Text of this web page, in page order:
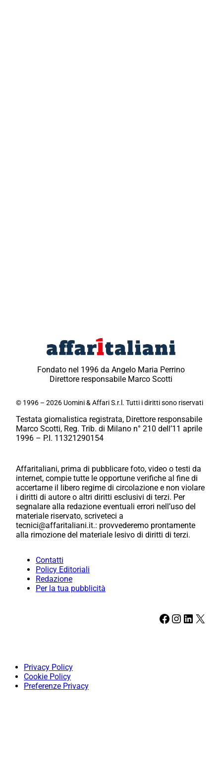
Fondato nel 1996 da Angelo Maria Perrino
Direttore responsabile Marco Scotti
© 1996 – 2026 Uomini & Affari S.r.l. Tutti i diritti sono riservati
Testata giornalistica registrata, Direttore responsabile
Marco Scotti, Reg. Trib. di Milano n° 210 dell’11 aprile
1996 – P.I. 11321290154
Affaritaliani, prima di pubblicare foto, video o testi da
internet, compie tutte le opportune verifiche al fine di
accertarne il libero regime di circolazione e non violare
i diritti di autore o altri diritti esclusivi di terzi. Per
segnalare alla redazione eventuali errori nell’uso del
materiale riservato, scriveteci a
tecnici@affaritaliani.it.: provvederemo prontamente
alla rimozione del materiale lesivo di diritti di terzi.
Contatti
Policy Editoriali
Redazione
Per la tua pubblicità
Facebook Instagram LinkedIn X
Privacy Policy
Cookie Policy
Preferenze Privacy